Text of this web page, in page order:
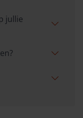
jullie